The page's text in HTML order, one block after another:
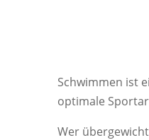
Schwimmen ist
optimale
Wer